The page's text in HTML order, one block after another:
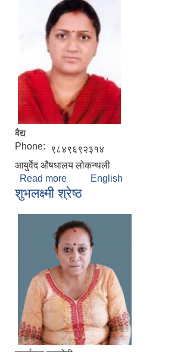
बैद्य
Phone:
९८४९६९२३१४
आयुर्वेद ‍औषधालय लोकन्थली
Read more about सरस्वती पौडेल
English
शुभलक्ष्मी श्रेष्ठ